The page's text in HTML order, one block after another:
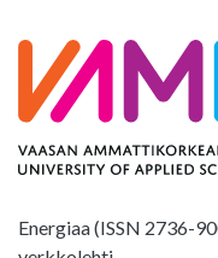
Energiaa (ISSN 2736-